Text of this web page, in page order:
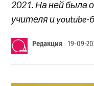
2021. На ней была
учителя и
Редакция 19-09-